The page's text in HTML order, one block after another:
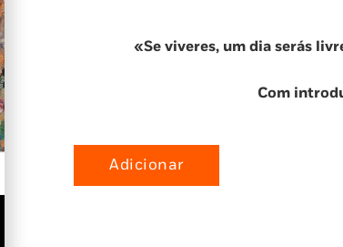
«Se viveres, um dia serás
Com
Quantidade
Adicionar